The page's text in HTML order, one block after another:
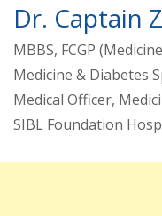
Dr. Captain
MBBS, FCGP
Medicine & Diabetes
Medical Officer,
SIBL Foundation